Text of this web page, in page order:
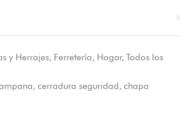
y Herrajes, Ferretería, Hogar, Todos los
, cerradura seguridad, chapa